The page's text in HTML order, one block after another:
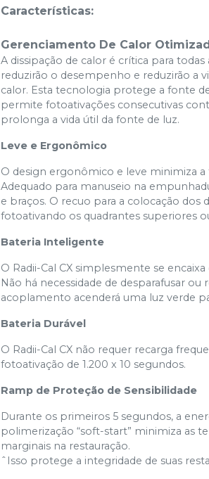
Características:
Gerenciamento De Calor
A dissipação de calor é crítica para
reduzirão o desempenho e reduzirão a
calor. Esta tecnologia protege a fonte
permite fotoativações consecutivas
prolonga a vida útil da fonte de luz.
Leve e Ergonômico
O design ergonômico e leve minimiza a
Adequado para manuseio na
e braços. O recuo para a colocação
fotoativando os quadrantes superiores
Bateria Inteligente
O Radii-Cal CX simplesmente se
Não há necessidade de desparafusar
acoplamento acenderá uma luz verde
Bateria Durável
O Radii-Cal CX não requer recarga
fotoativação de 1.200 x 10 segundos.
Ramp de Proteção de Sensibilidade
Durante os primeiros 5 segundos, a
polimerização “soft-start” minimiza as
marginais na restauração.
ˆIsso protege a integridade de suas